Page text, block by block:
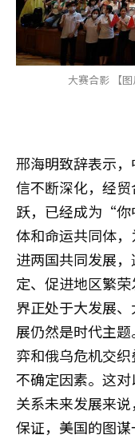
大赛合影 【
邢海明致辞表示
信不断深化，经
跃，已经成为“
体和命运共同体
进两国共同发展
定、促进地区繁
界正处于大发展
展仍然是时代主
弈和俄乌危机交
不确定因素。这
关系未来发展来
保证，美国的图